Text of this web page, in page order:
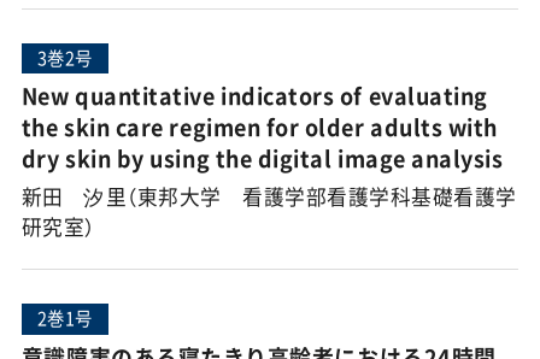
3巻2号
New quantitative indicators of evaluating
the skin care regimen for older adults with
dry skin by using the digital image analysis
新田 汐里（東邦大学 看護学部看護学科基礎看護学
研究室）
2巻1号